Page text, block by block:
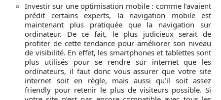
Investir sur une optimisation mobile : comme l’avaient
prédit certains experts, la navigation mobile est
maintenant plus pratiquée que la navigation sur
ordinateur. De ce fait, le plus judicieux serait de
profiter de cette tendance pour améliorer son niveau
de visibilité. En effet, les smartphones et tablettes sont
plus utilisés pour se rendre sur internet que les
ordinateurs, il faut donc vous assurer que votre site
internet soit en règle, mais aussi qu’il soit assez
friendly pour retenir le plus de visiteurs possible. Si